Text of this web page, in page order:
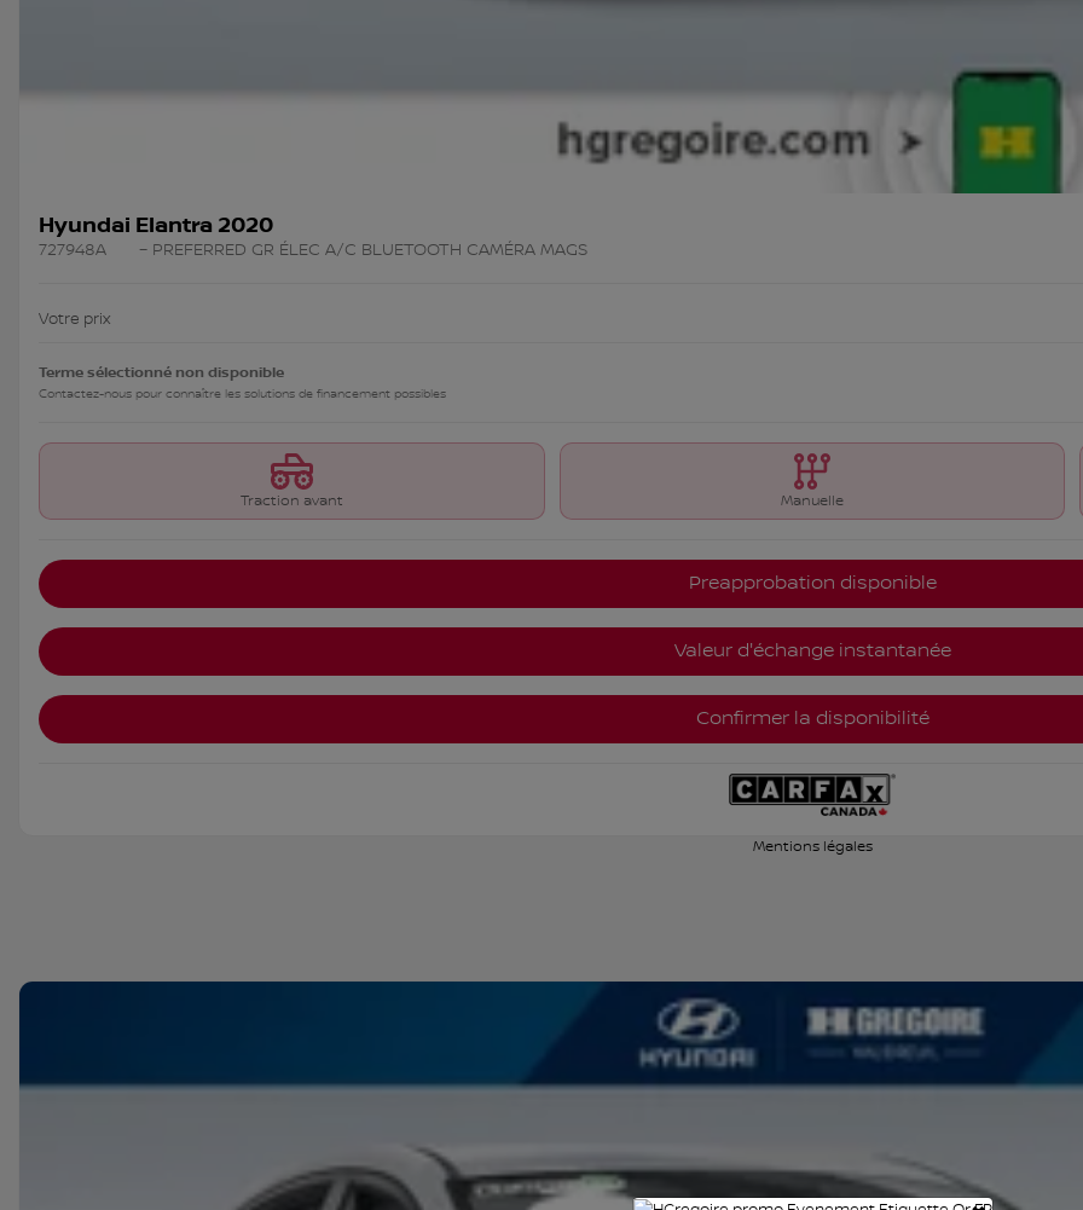
Hyundai Elantra 2020
727948A – PREFERRED GR ÉLEC A/C BLUETOOTH CAMÉRA MAGS
Votre prix
Terme sélectionné non disponible
Contactez-nous pour connaître les solutions de financement possibles
Traction avant Manuelle
Preapprobation disponible
Valeur d'échange instantanée
Confirmer la disponibilité
Mentions légales